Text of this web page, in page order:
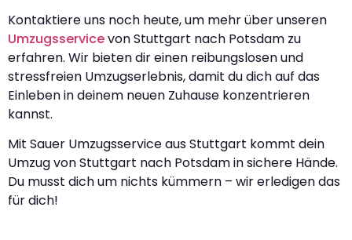
Kontaktiere uns noch heute, um mehr über unseren
Umzugsservicevon Stuttgart nach Potsdam zu
erfahren. Wir bieten dir einen reibungslosen und
stressfreien Umzugserlebnis, damit du dich auf das
Einleben in deinem neuen Zuhause konzentrieren
kannst.
Mit Sauer Umzugsservice aus Stuttgart kommt dein
Umzug von Stuttgart nach Potsdam in sichere Hände.
Du musst dich um nichts kümmern – wir erledigen das
für dich!